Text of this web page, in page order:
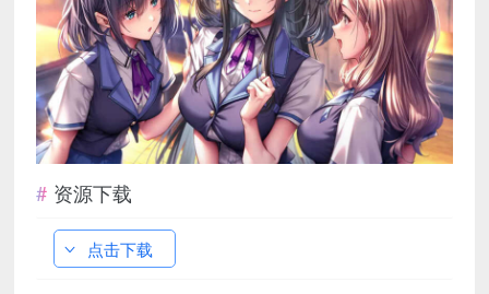
资源下载
点击下载